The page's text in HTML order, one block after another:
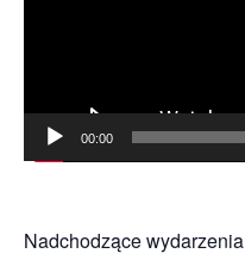
00:00
Nadchodzące wydarzenia